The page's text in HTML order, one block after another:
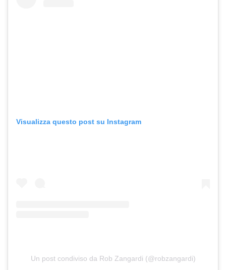
Visualizza questo post su Instagram
Un post condiviso da Rob Zangardi (@robzangardi)